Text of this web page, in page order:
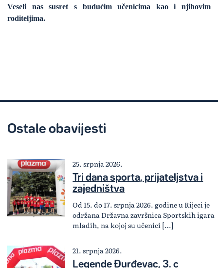
Veseli nas susret s budućim učenicima kao i njihovim
roditeljima.
Ostale obavijesti
25. srpnja 2026.
Tri dana sporta, prijateljstva i
zajedništva
Od 15. do 17. srpnja 2026. godine u Rijeci je
održana Državna završnica Sportskih igara
mladih, na kojoj su učenici […]
21. srpnja 2026.
Legende Đurđevac, 3. c